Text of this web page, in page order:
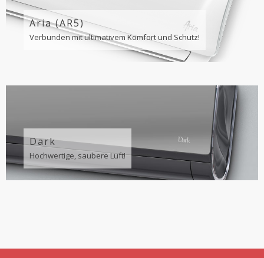
Aria (AR5)
Verbunden mit ultimativem Komfort und Schutz!
Dark
Hochwertige, saubere Luft!